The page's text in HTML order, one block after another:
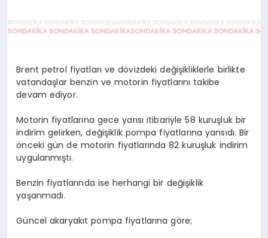
Brent petrol fiyatları ve dövizdeki değişikliklerle birlikte
vatandaşlar benzin ve motorin fiyatlarını takibe
devam ediyor.
Motorin fiyatlarına gece yarısı itibariyle 58 kuruşluk bir
indirim gelirken, değişiklik pompa fiyatlarına yansıdı. Bir
önceki gün de motorin fiyatlarında 82 kuruşluk indirim
uygulanmıştı.
Benzin fiyatlarında ise herhangi bir değişiklik
yaşanmadı.
Güncel akaryakıt pompa fiyatlarına göre;